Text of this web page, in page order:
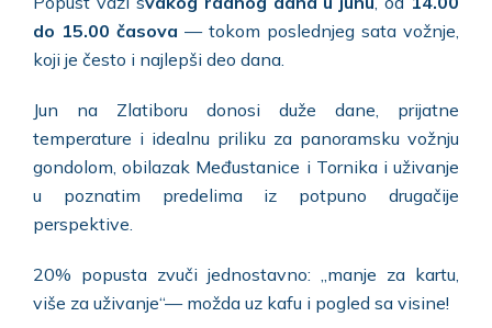
do 15.00 časova — tokom poslednjeg sata vožnje,
koji je često i najlepši deo dana.
Jun na Zlatiboru donosi duže dane, prijatne
temperature i idealnu priliku za panoramsku vožnju
gondolom, obilazak Međustanice i Tornika i uživanje
u poznatim predelima iz potpuno drugačije
perspektive.
20% popusta zvuči jednostavno: „manje za kartu,
više za uživanje“— možda uz kafu i pogled sa visine!